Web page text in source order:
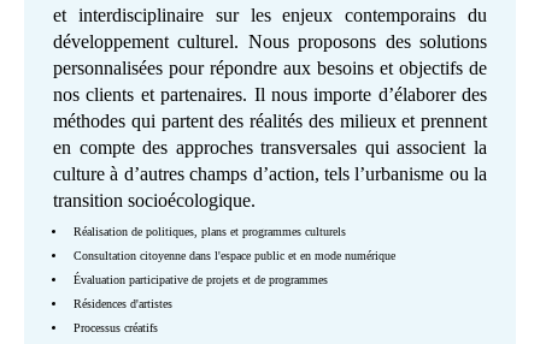
et interdisciplinaire sur les enjeux contemporains du
développement culturel. Nous proposons des solutions
personnalisées pour répondre aux besoins et objectifs de
nos clients et partenaires. Il nous importe d’élaborer des
méthodes qui partent des réalités des milieux et prennent
en compte des approches transversales qui associent la
culture à d’autres champs d’action, tels l’urbanisme ou la
transition socioécologique.
Réalisation de politiques, plans et programmes culturels
Consultation citoyenne dans l'espace public et en mode numérique
Évaluation participative de projets et de programmes
Résidences d'artistes
Processus créatifs